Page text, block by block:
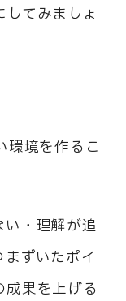
てみましょ
環境を作るこ
・理解が追
ずいたポイ
果を上げる